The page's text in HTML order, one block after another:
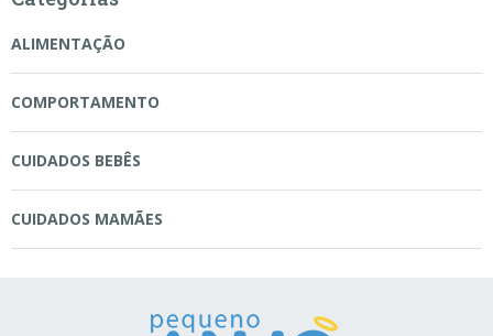
ALIMENTAÇÃO
COMPORTAMENTO
CUIDADOS BEBÊS
CUIDADOS MAMÃES